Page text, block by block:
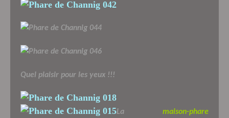
Quel plaisir pour les yeux !!!
La maison-phare